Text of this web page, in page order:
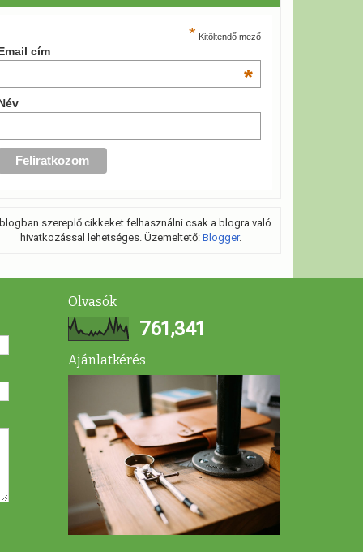
* Kitöltendő mező
cím
*
szereplő cikkeket felhasználni csak a blogra való
hivatkozással lehetséges. Üzemeltető: Blogger.
Olvasók
761,341
Ajánlatkérés